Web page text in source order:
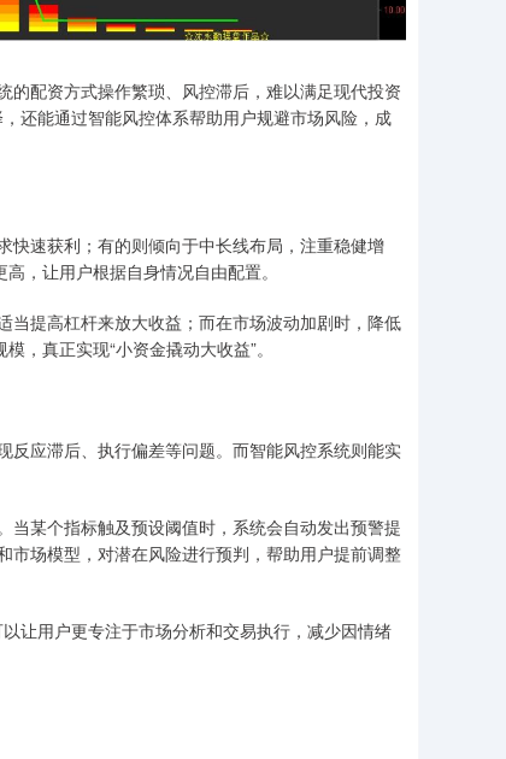
配资方式操作繁琐、风控滞后，难以满足现代投资
还能通过智能风控体系帮助用户规避市场风险，成
快速获利；有的则倾向于中长线布局，注重稳健增
，让用户根据自身情况自由配置。
当提高杠杆来放大收益；而在市场波动加剧时，降低
，真正实现“小资金撬动大收益”。
应滞后、执行偏差等问题。而智能风控系统则能实
某个指标触及预设阈值时，系统会自动发出预警提
场模型，对潜在风险进行预判，帮助用户提前调整
让用户更专注于市场分析和交易执行，减少因情绪